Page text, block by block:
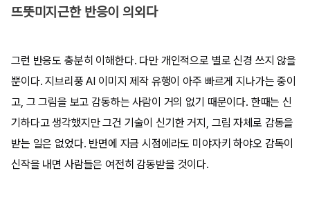
뜨뜻미지근한 반응이 의외다
그런 반응도 충분히 이해한다. 다만 개인적으로 별로 신경 쓰지 않을
뿐이다. 지브리풍 AI 이미지 제작 유행이 아주 빠르게 지나가는 중이
고, 그 그림을 보고 감동하는 사람이 거의 없기 때문이다. 한때는 신
기하다고 생각했지만 그건 기술이 신기한 거지, 그림 자체로 감동을
받는 일은 없었다. 반면에 지금 시점에라도 미야자키 하야오 감독이
신작을 내면 사람들은 여전히 감동받을 것이다.